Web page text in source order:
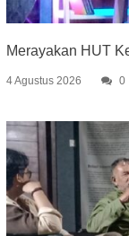
Merayakan HUT
4 Agustus 2026 0